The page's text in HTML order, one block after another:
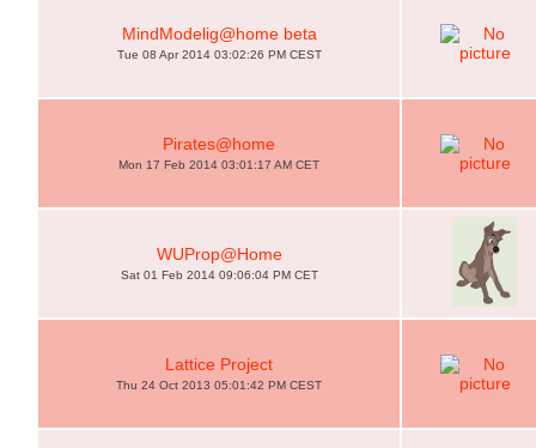
MindModelig@home beta
Tue 08 Apr 2014 03:02:26 PM CEST
Pirates@home
Mon 17 Feb 2014 03:01:17 AM CET
WUProp@Home
Sat 01 Feb 2014 09:06:04 PM CET
Lattice Project
Thu 24 Oct 2013 05:01:42 PM CEST